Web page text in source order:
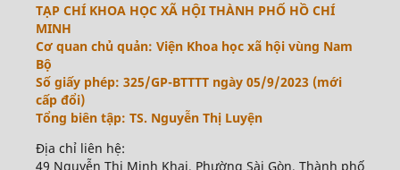
TẠP CHÍ KHOA HỌC XÃ HỘI THÀNH PHỐ HỒ CHÍ
MINH
Cơ quan chủ quản: Viện Khoa học xã hội vùng Nam
Bộ
Số giấy phép: 325/GP-BTTTT ngày 05/9/2023 (mới
cấp đổi)
Tổng biên tập: TS. Nguyễn Thị Luyện
Địa chỉ liên hệ:
49 Nguyễn Thị Minh Khai, Phường Sài Gòn, Thành phố